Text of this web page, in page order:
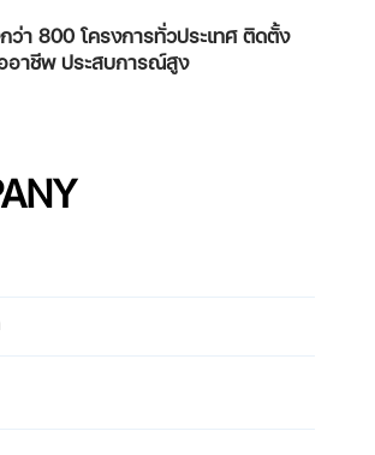
ว่า 800 โครงการทั่วประเทศติดตั้ง
อาชีพ ประสบการณ์สูง